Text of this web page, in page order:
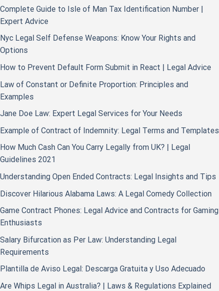
Complete Guide to Isle of Man Tax Identification Number |
Expert Advice
Nyc Legal Self Defense Weapons: Know Your Rights and
Options
How to Prevent Default Form Submit in React | Legal Advice
Law of Constant or Definite Proportion: Principles and
Examples
Jane Doe Law: Expert Legal Services for Your Needs
Example of Contract of Indemnity: Legal Terms and Templates
How Much Cash Can You Carry Legally from UK? | Legal
Guidelines 2021
Understanding Open Ended Contracts: Legal Insights and Tips
Discover Hilarious Alabama Laws: A Legal Comedy Collection
Game Contract Phones: Legal Advice and Contracts for Gaming
Enthusiasts
Salary Bifurcation as Per Law: Understanding Legal
Requirements
Plantilla de Aviso Legal: Descarga Gratuita y Uso Adecuado
Are Whips Legal in Australia? | Laws & Regulations Explained